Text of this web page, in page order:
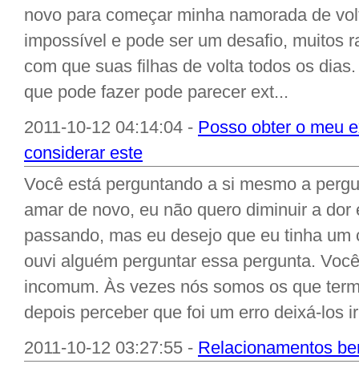
novo para começar minha namorada de
impossível e pode ser um desafio, muitos
com que suas filhas de volta todos os
que pode fazer pode parecer ext...
2011-10-12 04:14:04 - Posso obter o meu
considerar este
Você está perguntando a si mesmo a
amar de novo, eu não quero diminuir a
passando, mas eu desejo que eu tinha
ouvi alguém perguntar essa pergunta.
incomum. Às vezes nós somos os que
depois perceber que foi um erro deixá-los
2011-10-12 03:27:55 - Relacionamentos